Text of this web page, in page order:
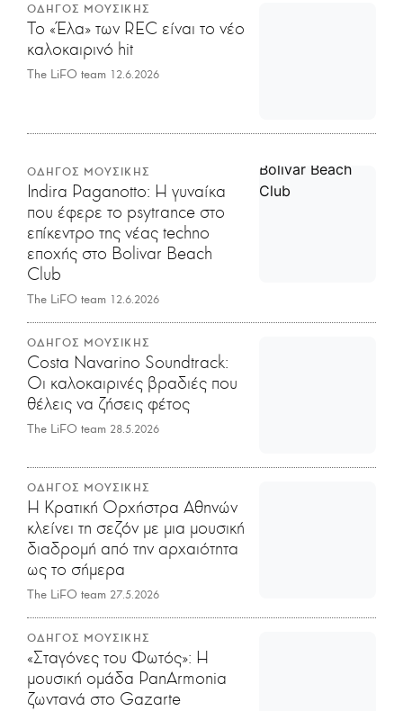
ΟΔΗΓΟΣ ΜΟΥΣΙΚΗΣ
Το «Έλα» των REC είναι το νέο
καλοκαιρινό hit
The LiFO team 12.6.2026
ΟΔΗΓΟΣ ΜΟΥΣΙΚΗΣ
Indira Paganotto: Η γυναίκα
που έφερε το psytrance στο
επίκεντρο της νέας techno
εποχής στο Bolivar Beach
Club
The LiFO team 12.6.2026
ΟΔΗΓΟΣ ΜΟΥΣΙΚΗΣ
Costa Navarino Soundtrack:
Οι καλοκαιρινές βραδιές που
θέλεις να ζήσεις φέτος
The LiFO team 28.5.2026
ΟΔΗΓΟΣ ΜΟΥΣΙΚΗΣ
Η Κρατική Ορχήστρα Αθηνών
κλείνει τη σεζόν με μια μουσική
διαδρομή από την αρχαιότητα
ως το σήμερα
The LiFO team 27.5.2026
ΟΔΗΓΟΣ ΜΟΥΣΙΚΗΣ
«Σταγόνες του Φωτός»: Η
μουσική ομάδα PanArmonia
ζωντανά στο Gazarte